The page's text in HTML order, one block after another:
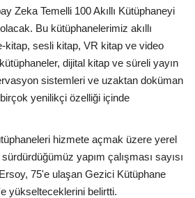
Zeka Temelli 100 Akıllı Kütüphaneyi
Bu kütüphanelerimiz akıllı
kitap, sesli kitap, VR kitap ve video
dijital kitap ve süreli yayın
sistemleri ve uzaktan doküman
yenilikçi özelliği içinde
hizmete açmak üzere yerel
yapım çalışması sayısı
75'e ulaşan Gezici Kütüphane
yükselteceklerini belirtti.